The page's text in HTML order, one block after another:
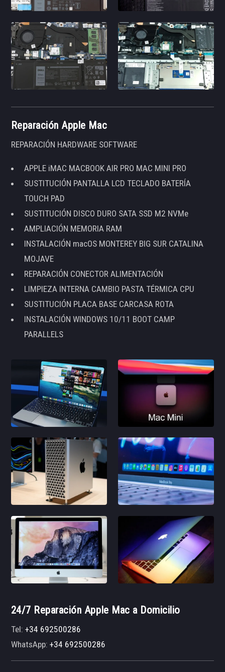
Reparación Apple Mac
REPARACIÓN HARDWARE SOFTWARE
APPLE iMAC MACBOOK AIR PRO MAC MINI PRO
SUSTITUCIÓN PANTALLA LCD TECLADO BATERÍA
TOUCH PAD
SUSTITUCIÓN DISCO DURO SATA SSD M2 NVMe
AMPLIACIÓN MEMORIA RAM
INSTALACIÓN macOS MONTEREY BIG SUR CATALINA
MOJAVE
REPARACIÓN CONECTOR ALIMENTACIÓN
LIMPIEZA INTERNA CAMBIO PASTA TÉRMICA CPU
SUSTITUCIÓN PLACA BASE CARCASA ROTA
INSTALACIÓN WINDOWS 10/11 BOOT CAMP
PARALLELS
24/7 Reparación Apple Mac a Domicilio
Tel:+34 692500286
WhatsApp:+34 692500286